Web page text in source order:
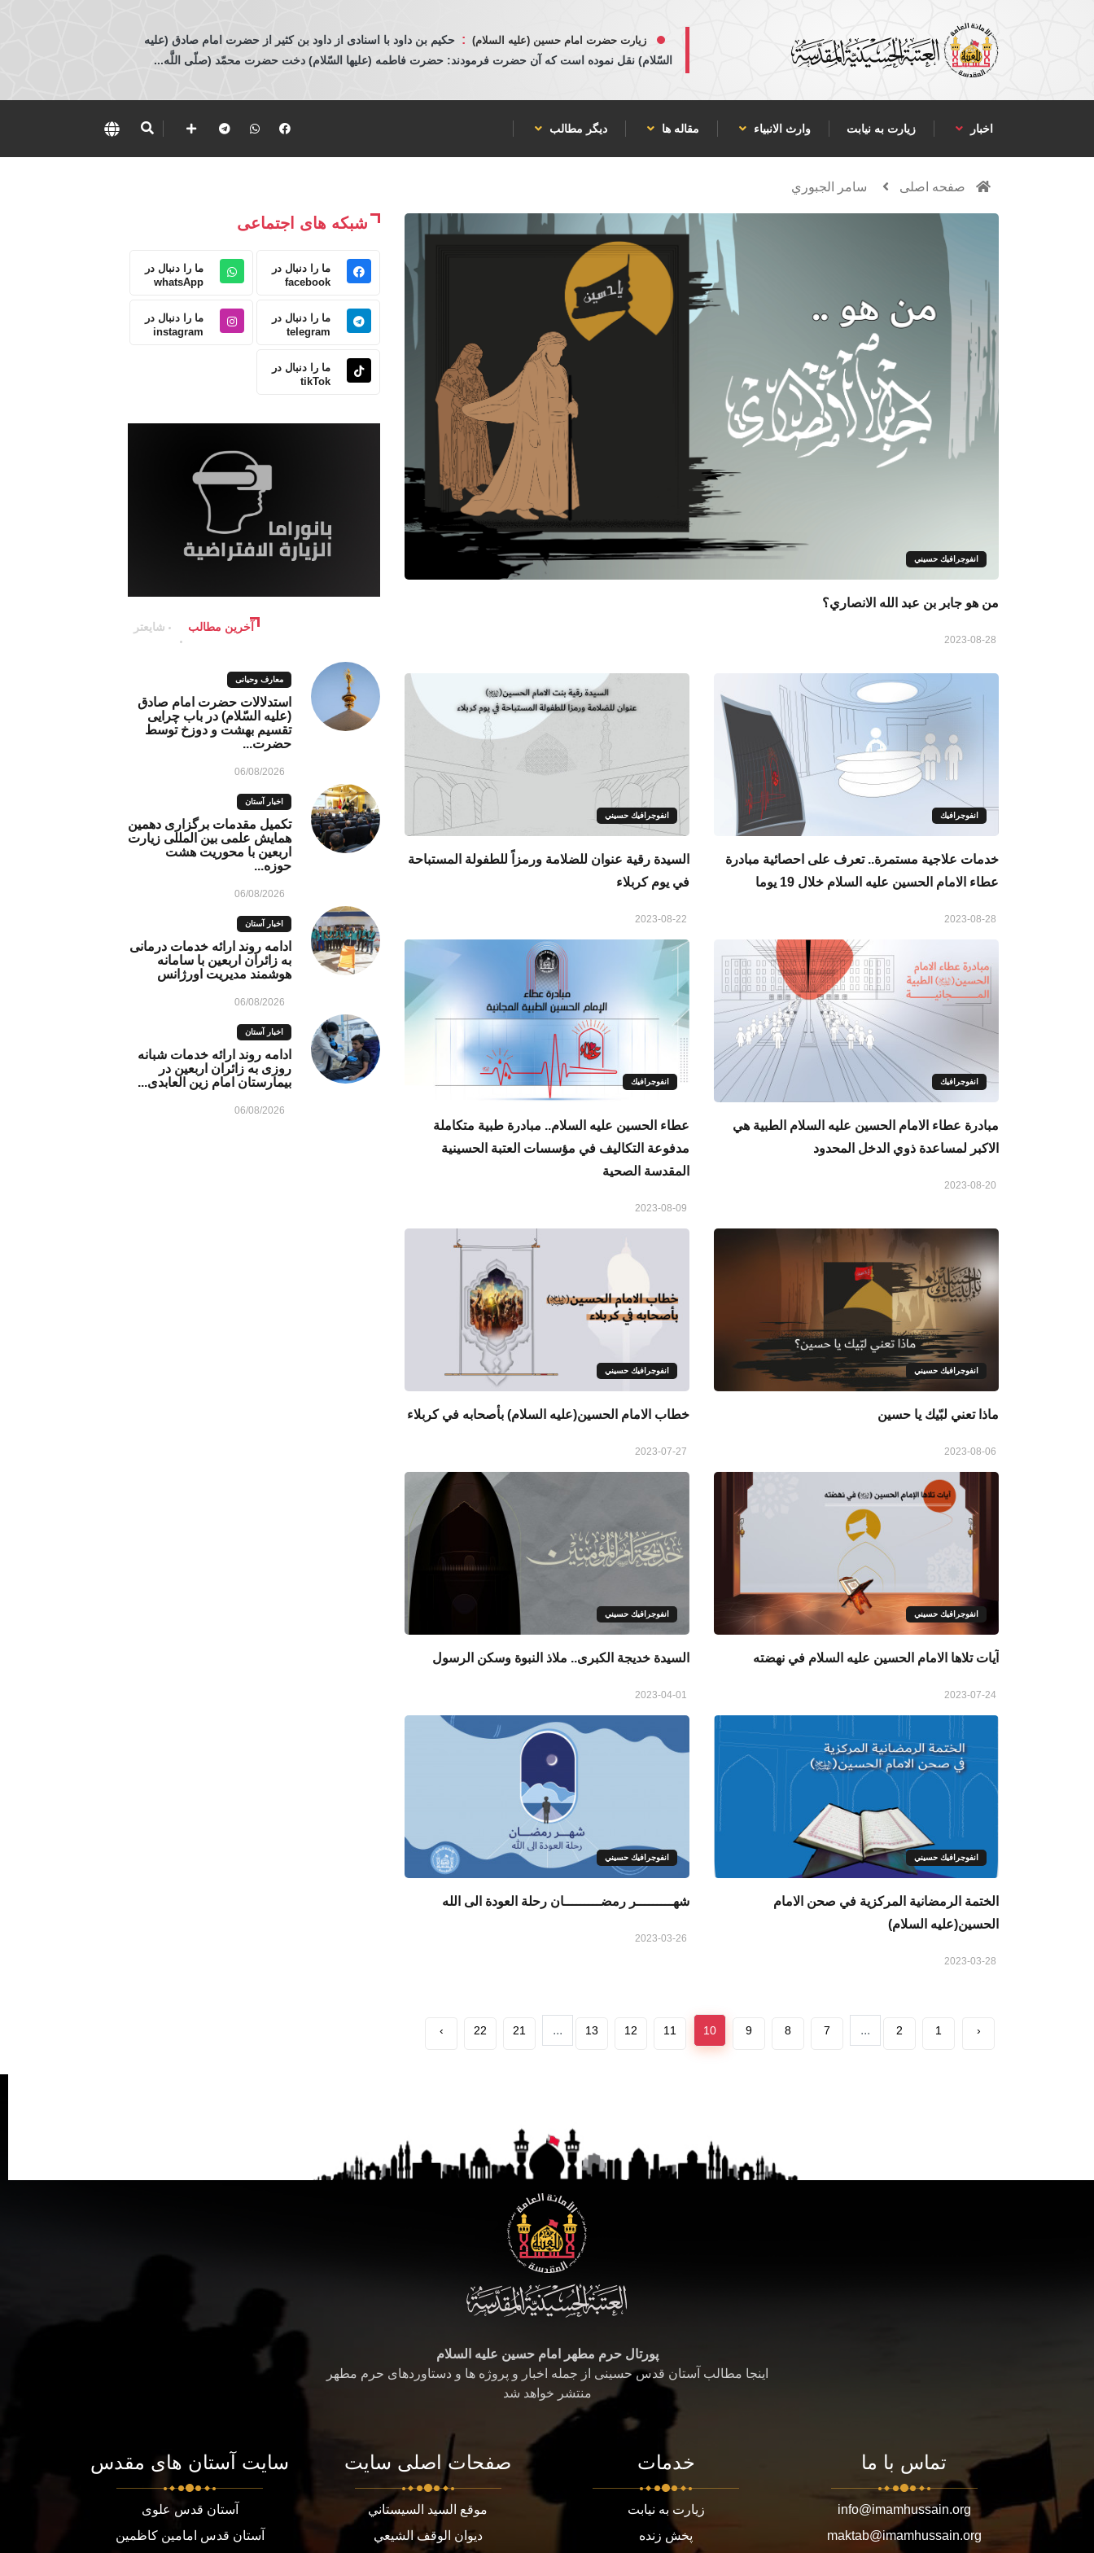
زیارت حضرت امام حسین (علیه السلام) : حكيم بن داود با اسنادی از داود بن كثير از حضرت امام صادق (عليه
السّلام) نقل نموده است كه آن حضرت فرمودند: حضرت فاطمه (عليها السّلام) دخت حضرت محمّد (صلّى اللَّه...
اخبار زیارت به نیابت وارث الانبياء مقاله ها دیگر مطالب
صفحه اصلی سامر الجبوري
انفوجرافيك حسيني
من هو جابر بن عبد الله الانصاري؟
انفوجرافيك
خدمات علاجية مستمرة.. تعرف على احصائية مبادرة
عطاء الامام الحسين عليه السلام خلال 19 يوما
انفوجرافيك حسيني
السيدة رقية عنوان للضلامة ورمزاً للطفولة المستباحة
في يوم كربلاء
انفوجرافيك
مبادرة عطاء الامام الحسين عليه السلام الطبية هي
الاكبر لمساعدة ذوي الدخل المحدود
انفوجرافيك
عطاء الحسين عليه السلام.. مبادرة طبية متكاملة
مدفوعة التكاليف في مؤسسات العتبة الحسينية
المقدسة الصحية
انفوجرافيك حسيني
ماذا تعني لبّيك يا حسين
انفوجرافيك حسيني
خطاب الامام الحسين(عليه السلام) بأصحابه في كربلاء
انفوجرافيك حسيني
آيات تلاها الامام الحسين عليه السلام في نهضته
انفوجرافيك حسيني
السيدة خديجة الكبرى.. ملاذ النبوة وسكن الرسول
انفوجرافيك حسيني
الختمة الرمضانية المركزية في صحن الامام
الحسين(عليه السلام)
انفوجرافيك حسيني
شهـــــــــر رمضـــــــــان رحلة العودة الى الله
‹
1
2
...
7
8
9
10
11
12
13
...
21
22
›
شبکه های اجتماعی
ما را دنبال در
facebook
ما را دنبال در
whatsApp
ما را دنبال در
telegram
ما را دنبال در
instagram
ما را دنبال در
tikTok
آخرین مطالب شایعتر
معارف وحیانی
استدلالات حضرت امام صادق
(علیه السّلام) در باب چرایی
تقسیم بهشت و دوزخ توسط
حضرت...
06/08/2026
اخبار آستان
تکمیل مقدمات برگزاری دهمین
همایش علمی بین المللی زیارت
اربعین با محوریت هشت
حوزه...
06/08/2026
اخبار آستان
ادامه روند ارائه خدمات درمانی
به زائران اربعین با سامانه
هوشمند مدیریت اورژانس
06/08/2026
اخبار آستان
ادامه روند ارائه خدمات شبانه
روزی به زائران اربعین در
بیمارستان امام زین العابدی...
06/08/2026
پورتال حرم مطهر امام حسین علیه السلام
اینجا مطالب آستان قدس حسینی از جمله اخبار و پروژه ها و دستاوردهای حرم مطهر
منتشر خواهد شد
تماس با ما
info@imamhussain.org
maktab@imamhussain.org
خدمات
زیارت به نیابت
پخش زنده
صفحات اصلی سایت
موقع السيد السيستاني
ديوان الوقف الشيعي
سایت آستان های مقدس
آستان قدس علوی
آستان قدس امامین کاظمین